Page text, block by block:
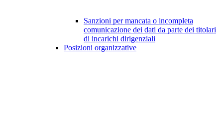
Sanzioni per mancata o incompleta
comunicazione dei dati da parte dei titolari
di incarichi dirigenziali
Posizioni organizzative